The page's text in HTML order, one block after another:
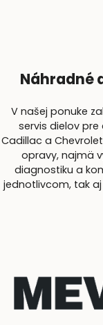
Náhradné
V našej ponuke
servis dielov pre
Cadillac a
opravy, najmä
diagnostiku a
jednotlivcom, tak